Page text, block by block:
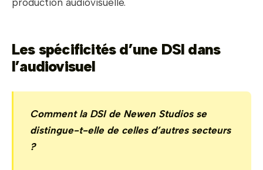
Les spécificités d’une DSI dans
l’audiovisuel
Comment la DSI de Newen Studios se
distingue-t-elle de celles d’autres secteurs
?